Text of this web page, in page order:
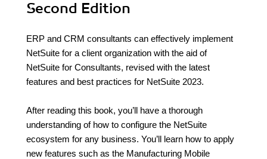
Second Edition
ERP and CRM consultants can effectively implement
NetSuite for a client organization with the aid of
NetSuite for Consultants, revised with the latest
features and best practices for NetSuite 2023.
After reading this book, you’ll have a thorough
understanding of how to configure the NetSuite
ecosystem for any business. You’ll learn how to apply
new features such as the Manufacturing Mobile